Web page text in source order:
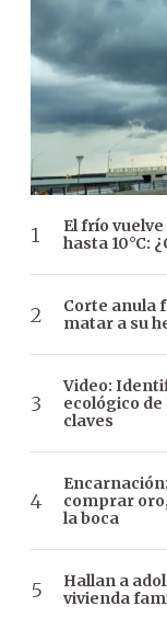
El frío
hasta 10°C:
Corte anula
matar a su
Video:
ecológico
claves
comprar
la boca
Hallan a
vivienda